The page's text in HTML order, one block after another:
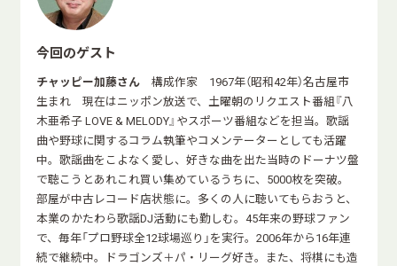
今回のゲスト
チャッピー加藤さん 構成作家 1967年（昭和42年）名古屋市
生まれ 現在はニッポン放送で、土曜朝のリクエスト番組『八
木亜希子 LOVE & MELODY』やスポーツ番組などを担当。歌謡
曲や野球に関するコラム執筆やコメンテーターとしても活躍
中。歌謡曲をこよなく愛し、好きな曲を出た当時のドーナツ盤
で聴こうとあれこれ買い集めているうちに、5000枚を突破。
部屋が中古レコード店状態に。多くの人に聴いてもらおうと、
本業のかたわら歌謡DJ活動にも勤しむ。45年来の野球ファン
で、毎年「プロ野球全12球場巡り」を実行。2006年から16年連
続で継続中。ドラゴンズ＋パ・リーグ好き。また、将棋にも造